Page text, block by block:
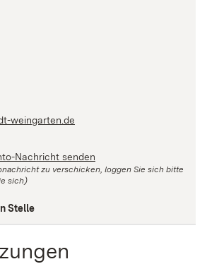
weingarten.de
Nachricht senden
zu verschicken, loggen Sie sich bitte
sich)
Stelle